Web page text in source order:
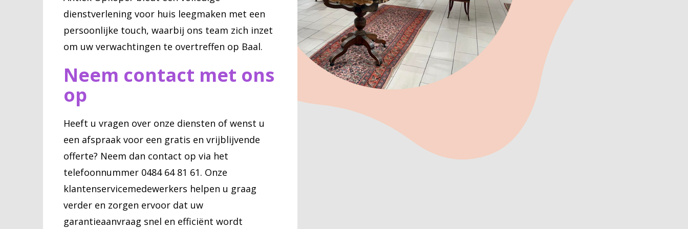
dienstverlening voor huis leegmaken met een
persoonlijke touch, waarbij ons team zich inzet
om uw verwachtingen te overtreffen op Baal.
Neem contact met ons
op
Heeft u vragen over onze diensten of wenst u
een afspraak voor een gratis en vrijblijvende
offerte? Neem dan contact op via het
telefoonnummer 0484 64 81 61. Onze
klantenservicemedewerkers helpen u graag
verder en zorgen ervoor dat uw
garantieaanvraag snel en efficiënt wordt